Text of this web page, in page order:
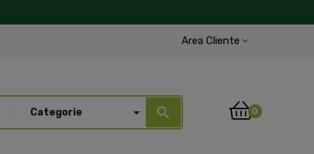
Area Cliente
Categorie search 0